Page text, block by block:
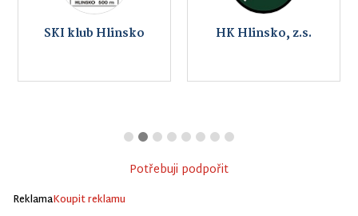
SKI klub Hlinsko HK Hlinsko, z.s.
Potřebuji podpořit
ReklamaKoupit reklamu